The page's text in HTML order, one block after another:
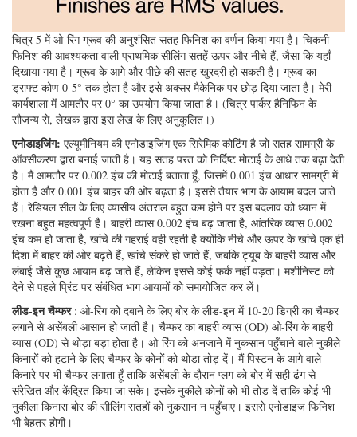
चित्र 5 में ओ-रिंग ग्रूव की अनुशंसित सतह फिनिश का वर्णन किया गया है। चिकनी
फिनिश की आवश्यकता वाली प्राथमिक सीलिंग सतहें ऊपर और नीचे हैं, जैसा कि यहाँ
दिखाया गया है। ग्रूव के आगे और पीछे की सतह खुरदरी हो सकती है। ग्रूव का
ड्राफ्ट कोण 0-5° तक होता है और इसे अक्सर मैकेनिक पर छोड़ दिया जाता है। मेरी
कार्यशाला में आमतौर पर 0° का उपयोग किया जाता है। (चित्र पार्कर हैनिफिन के
सौजन्य से, लेखक द्वारा इस लेख के लिए अनुकूलित।)
एनोडाइजिंग: एल्यूमीनियम की एनोडाइजिंग एक सिरेमिक कोटिंग है जो सतह सामग्री के
ऑक्सीकरण द्वारा बनाई जाती है। यह सतह परत को निर्दिष्ट मोटाई के आधे तक बढ़ा देती
है। मैं आमतौर पर 0.002 इंच की मोटाई बताता हूँ, जिसमें 0.001 इंच आधार सामग्री में
होता है और 0.001 इंच बाहर की ओर बढ़ता है। इससे तैयार भाग के आयाम बदल जाते
हैं। रेडियल सील के लिए व्यासीय अंतराल बहुत कम होने पर इस बदलाव को ध्यान में
रखना बहुत महत्वपूर्ण है। बाहरी व्यास 0.002 इंच बढ़ जाता है, आंतरिक व्यास 0.002
इंच कम हो जाता है, खांचे की गहराई वही रहती है क्योंकि नीचे और ऊपर के खांचे एक ही
दिशा में बाहर की ओर बढ़ते हैं, खांचे संकरे हो जाते हैं, जबकि ट्यूब के बाहरी व्यास और
लंबाई जैसे कुछ आयाम बढ़ जाते हैं, लेकिन इससे कोई फर्क नहीं पड़ता। मशीनिस्ट को
देने से पहले प्रिंट पर संबंधित भाग आयामों को समायोजित कर लें।
लीड-इन चैम्फर: ओ-रिंग को दबाने के लिए बोर के लीड-इन में 10-20 डिग्री का चैम्फर
लगाने से असेंबली आसान हो जाती है। चैम्फर का बाहरी व्यास (OD) ओ-रिंग के बाहरी
व्यास (OD) से थोड़ा बड़ा होता है। ओ-रिंग को अनजाने में नुकसान पहुँचाने वाले नुकीले
किनारों को हटाने के लिए चैम्फर के कोनों को थोड़ा तोड़ दें। मैं पिस्टन के आगे वाले
किनारे पर भी चैम्फर लगाता हूँ ताकि असेंबली के दौरान प्लग को बोर में सही ढंग से
संरेखित और केंद्रित किया जा सके। इसके नुकीले कोनों को भी तोड़ दें ताकि कोई भी
नुकीला किनारा बोर की सीलिंग सतहों को नुकसान न पहुँचाए। इससे एनोडाइज फिनिश
भी बेहतर होगी।